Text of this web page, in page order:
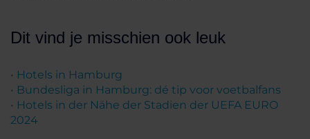
Dit vind je misschien ook leuk
• Hotels in Hamburg
• Bundesliga in Hamburg: dé tip voor voetbalfans
• Hotels in der Nähe der Stadien der UEFA EURO
2024